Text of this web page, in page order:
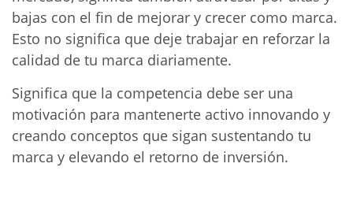
bajas con el fin de mejorar y crecer como marca.
Esto no significa que deje trabajar en reforzar la
calidad de tu marca diariamente.
Significa que la competencia debe ser una
motivación para mantenerte activo innovando y
creando conceptos que sigan sustentando tu
marca y elevando el retorno de inversión.